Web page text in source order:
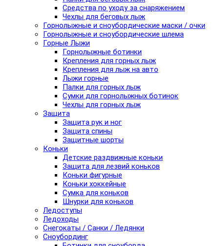
Средства по уходу за снаряжением
Чехлы для беговых лыж
Горнолыжные и сноубордические маски / очки
Горнолыжные и сноубордические шлема
Горные Лыжи
Горнолыжные ботинки
Крепления для горных лыж
Крепления для лыж на авто
Лыжи горные
Палки для горных лыж
Сумки для горнолыжных ботинок
Чехлы для горных лыж
Защита
Защита рук и ног
Защита спины
Защитные шорты
Коньки
Детские раздвижные коньки
Защита для лезвий коньков
Коньки фигурные
Коньки хоккейные
Сумка для коньков
Шнурки для коньков
Ледоступы
Ледоходы
Снегокаты / Санки / Ледянки
Сноубординг